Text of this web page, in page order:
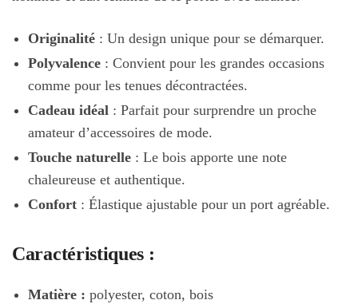
Originalité : Un design unique pour se démarquer.
Polyvalence : Convient pour les grandes occasions
comme pour les tenues décontractées.
Cadeau idéal : Parfait pour surprendre un proche
amateur d’accessoires de mode.
Touche naturelle : Le bois apporte une note
chaleureuse et authentique.
Confort : Élastique ajustable pour un port agréable.
Caractéristiques :
Matière : polyester, coton, bois